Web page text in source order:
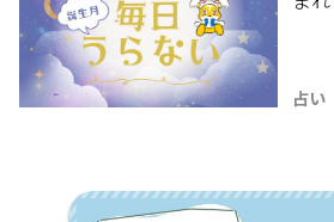
占い